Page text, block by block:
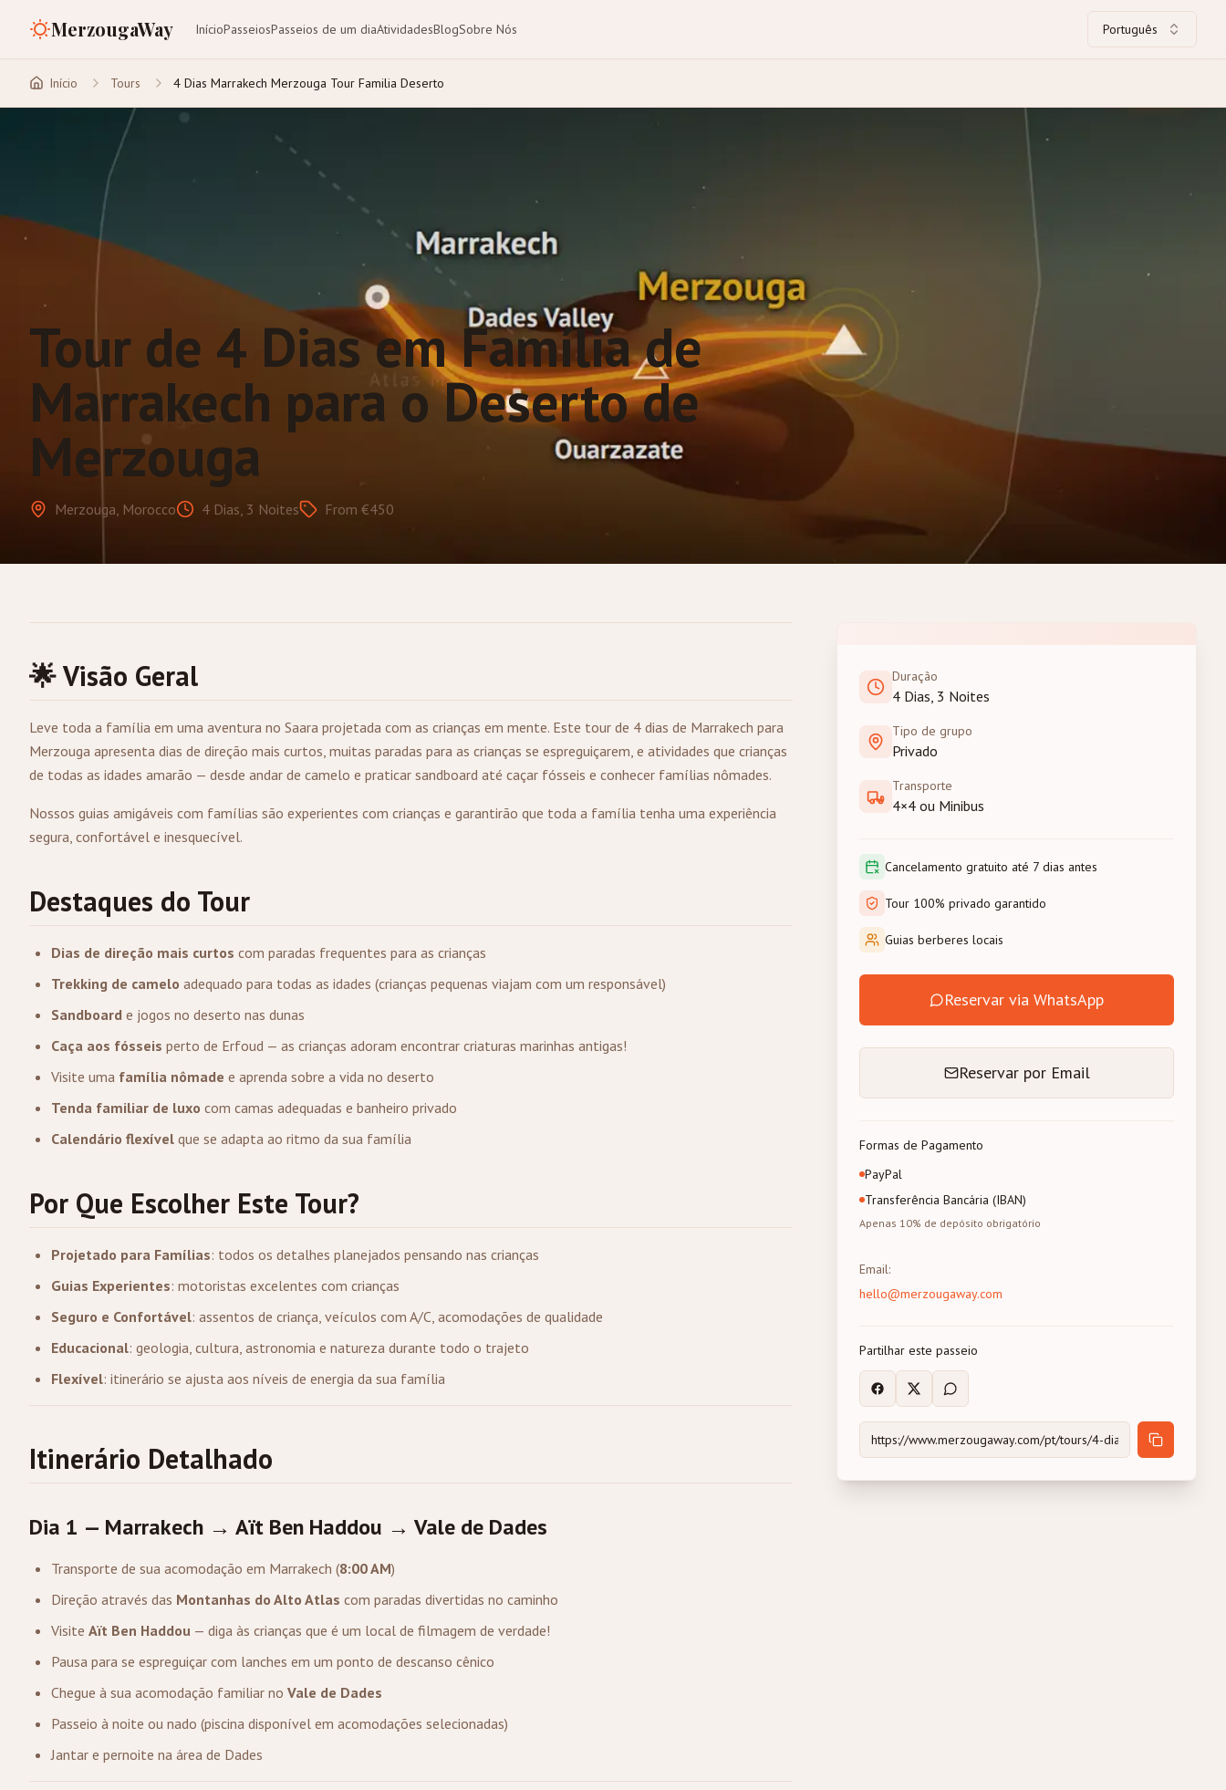
MerzougaWay InícioPasseiosPasseios de um diaAtividadesBlogSobre Nós Português
Início Tours 4 Dias Marrakech Merzouga Tour Familia Deserto
Tour de 4 Dias em Família de
Marrakech para o Deserto de
Merzouga
Merzouga, Morocco 4 Dias, 3 Noites From €450
🌟 Visão Geral
Leve toda a família em uma aventura no Saara projetada com as crianças em mente. Este tour de 4 dias de Marrakech para
Merzouga apresenta dias de direção mais curtos, muitas paradas para as crianças se espreguiçarem, e atividades que crianças
de todas as idades amarão — desde andar de camelo e praticar sandboard até caçar fósseis e conhecer famílias nômades.
Nossos guias amigáveis com famílias são experientes com crianças e garantirão que toda a família tenha uma experiência
segura, confortável e inesquecível.
Destaques do Tour
Dias de direção mais curtos com paradas frequentes para as crianças
Trekking de camelo adequado para todas as idades (crianças pequenas viajam com um responsável)
Sandboard e jogos no deserto nas dunas
Caça aos fósseis perto de Erfoud — as crianças adoram encontrar criaturas marinhas antigas!
Visite uma família nômade e aprenda sobre a vida no deserto
Tenda familiar de luxo com camas adequadas e banheiro privado
Calendário flexível que se adapta ao ritmo da sua família
Por Que Escolher Este Tour?
Projetado para Famílias: todos os detalhes planejados pensando nas crianças
Guias Experientes: motoristas excelentes com crianças
Seguro e Confortável: assentos de criança, veículos com A/C, acomodações de qualidade
Educacional: geologia, cultura, astronomia e natureza durante todo o trajeto
Flexível: itinerário se ajusta aos níveis de energia da sua família
Itinerário Detalhado
Dia 1 — Marrakech → Aït Ben Haddou → Vale de Dades
Transporte de sua acomodação em Marrakech (8:00 AM)
Direção através das Montanhas do Alto Atlas com paradas divertidas no caminho
Visite Aït Ben Haddou — diga às crianças que é um local de filmagem de verdade!
Pausa para se espreguiçar com lanches em um ponto de descanso cênico
Chegue à sua acomodação familiar no Vale de Dades
Passeio à noite ou nado (piscina disponível em acomodações selecionadas)
Jantar e pernoite na área de Dades
Duração
4 Dias, 3 Noites
Tipo de grupo
Privado
Transporte
4×4 ou Minibus
Cancelamento gratuito até 7 dias antes
Tour 100% privado garantido
Guias berberes locais
Reservar via WhatsApp
Reservar por Email
Formas de Pagamento
PayPal
Transferência Bancária (IBAN)
Apenas 10% de depósito obrigatório
Email:
hello@merzougaway.com
Partilhar este passeio